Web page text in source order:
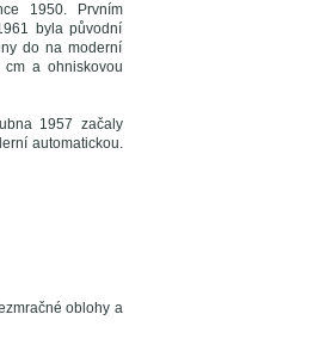
1950. Prvním
byla původní
do na moderní
a ohniskovou
1957 začaly
automatickou.
oblohy a